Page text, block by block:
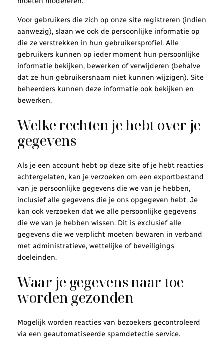
Voor gebruikers die zich op onze site registreren (indien
aanwezig), slaan we ook de persoonlijke informatie op
die ze verstrekken in hun gebruikersprofiel. Alle
gebruikers kunnen op ieder moment hun persoonlijke
informatie bekijken, bewerken of verwijderen (behalve
dat ze hun gebruikersnaam niet kunnen wijzigen). Site
beheerders kunnen deze informatie ook bekijken en
bewerken.
Welke rechten je hebt over je
gegevens
Als je een account hebt op deze site of je hebt reacties
achtergelaten, kan je verzoeken om een exportbestand
van je persoonlijke gegevens die we van je hebben,
inclusief alle gegevens die je ons opgegeven hebt. Je
kan ook verzoeken dat we alle persoonlijke gegevens
die we van je hebben wissen. Dit is exclusief alle
gegevens die we verplicht moeten bewaren in verband
met administratieve, wettelijke of beveiligings
doeleinden.
Waar je gegevens naar toe
worden gezonden
Mogelijk worden reacties van bezoekers gecontroleerd
via een geautomatiseerde spamdetectie service.